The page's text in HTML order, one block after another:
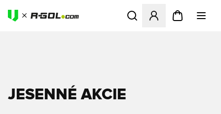
Otvorí modál na
JESENNÉ AKCIE